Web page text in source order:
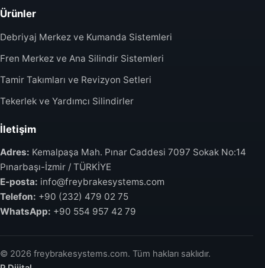
Ürünler
Debriyaj Merkez ve Kumanda Sistemleri
Fren Merkez ve Ana Silindir Sistemleri
Tamir Takımları ve Revizyon Setleri
Tekerlek ve Yardımcı Silindirler
İletişim
Adres: Kemalpaşa Mah. Pınar Caddesi 7097 Sokak No:14
Pınarbaşı-İzmir / TÜRKİYE
E-posta: info@freybrakesystems.com
Telefon: +90 (232) 479 02 75
WhatsApp: +90 554 957 42 79
© 2026 freybrakesystems.com. Tüm hakları saklıdır.